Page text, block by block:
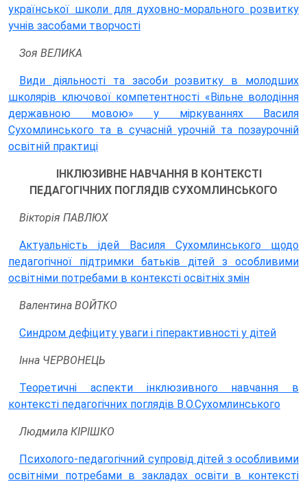
української школи для духовно-морального розвитку
учнів засобами творчості
Зоя ВЕЛИКА
Види діяльності та засоби розвитку в молодших
школярів ключової компетентності «Вільне володіння
державною мовою» у міркуваннях Василя
Сухомлинського та в сучасній урочній та позаурочній
освітній практиці
ІНКЛЮЗИВНЕ НАВЧАННЯ В КОНТЕКСТІ
ПЕДАГОГІЧНИХ ПОГЛЯДІВ СУХОМЛИНСЬКОГО
Вікторія ПАВЛЮХ
Актуальність ідей Василя Сухомлинського щодо
педагогічної підтримки батьків дітей з особливими
освітніми потребами в контексті освітніх змін
Валентина ВОЙТКО
Синдром дефіциту уваги і гіперактивності у дітей
Інна ЧЕРВОНЕЦЬ
Теоретичні аспекти інклюзивного навчання в
контексті педагогічних поглядів В.О.Сухомлинського
Людмила КІРІШКО
Психолого-педагогічний супровід дітей з особливими
освітніми потребами в закладах освіти в контексті